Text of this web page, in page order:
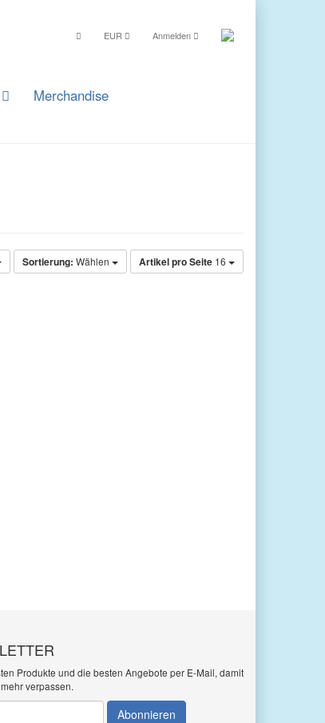
EUR Anmelden
Merchandise
Sortierung: Wählen Artikel pro Seite 16
Produkte und die besten Angebote per E-Mail, damit
verpassen.
Abonnieren